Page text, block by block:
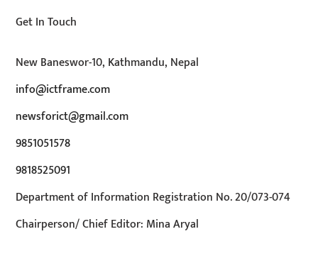
Get In Touch
New Baneswor-10, Kathmandu, Nepal
info@ictframe.com
newsforict@gmail.com
9851051578
9818525091
Department of Information Registration No. 20/073-074
Chairperson/ Chief Editor: Mina Aryal